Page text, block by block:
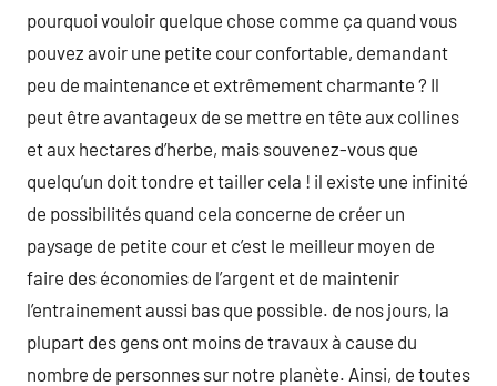
pourquoi vouloir quelque chose comme ça quand vous
pouvez avoir une petite cour confortable, demandant
peu de maintenance et extrêmement charmante ? Il
peut être avantageux de se mettre en tête aux collines
et aux hectares d’herbe, mais souvenez-vous que
quelqu’un doit tondre et tailler cela ! il existe une infinité
de possibilités quand cela concerne de créer un
paysage de petite cour et c’est le meilleur moyen de
faire des économies de l’argent et de maintenir
l’entrainement aussi bas que possible. de nos jours, la
plupart des gens ont moins de travaux à cause du
nombre de personnes sur notre planète. Ainsi, de toutes